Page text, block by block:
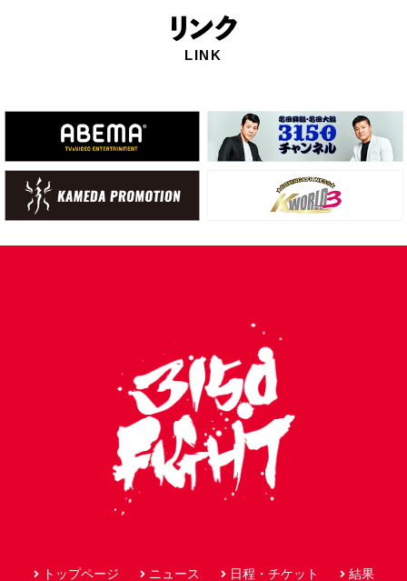
リンク
LINK
トップページ ニュース 日程・チケット 結果